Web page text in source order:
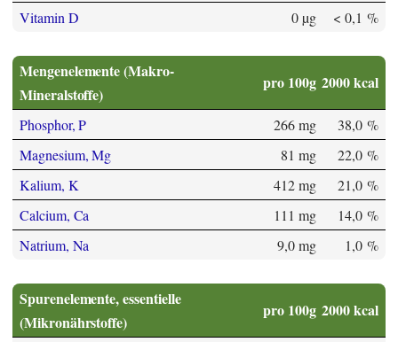
Vitamin D 0 µg < 0,1 %
Mengenelemente (Makro-
Mineralstoffe)
pro 100g 2000 kcal
Phosphor, P 266 mg
38,0 %
Magnesium, Mg
81 mg
22,0 %
Kalium, K
412 mg
21,0 %
Calcium, Ca
111 mg
14,0 %
Natrium, Na
9,0 mg 1,0 %
Spurenelemente, essentielle
(Mikronährstoffe)
pro 100g 2000 kcal